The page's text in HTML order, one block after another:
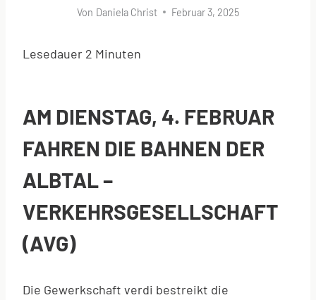
Von Daniela Christ Februar 3, 2025
Lesedauer 2 Minuten
AM DIENSTAG, 4. FEBRUAR
FAHREN DIE BAHNEN DER
ALBTAL –
VERKEHRSGESELLSCHAFT
(AVG)
Die Gewerkschaft verdi bestreikt die